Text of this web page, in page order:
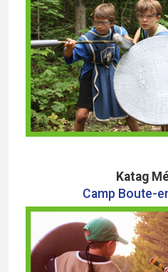
Katag
Camp Boute-